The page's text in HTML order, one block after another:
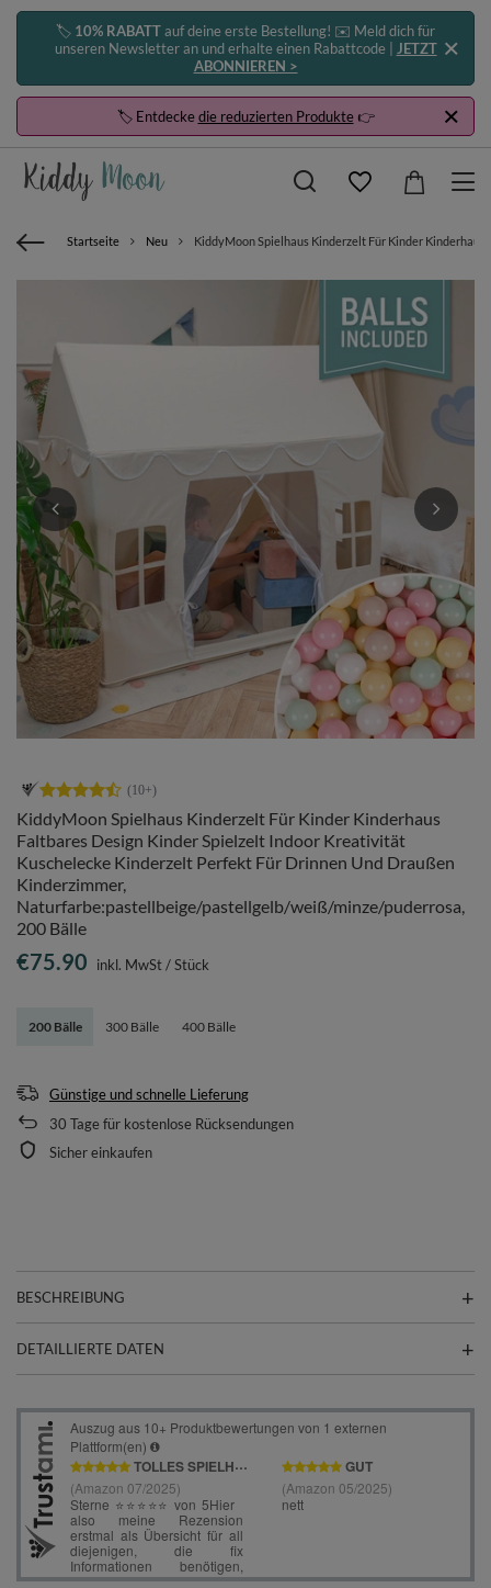
🏷️ 10% RABATTauf deine erste Bestellung! ✉️ Meld dich für
unseren Newsletter an und erhalte einen Rabattcode | JETZT
ABONNIEREN >
🏷️ Entdeckedie reduzierten Produkte👉
Startseite Neu KiddyMoon Spielhaus Kinderzelt Für Kinder
KiddyMoon Spielhaus Kinderzelt Für Kinder Kinderhaus
Faltbares Design Kinder Spielzelt Indoor Kreativität
Kuschelecke Kinderzelt Perfekt Für Drinnen Und Draußen
Kinderzimmer,
Naturfarbe:pastellbeige/pastellgelb/weiß/minze/puderrosa,
200 Bälle
200 Bälle 300 Bälle 400 Bälle
€75.90 inkl. MwSt/Stück
Günstige und schnelle Lieferung
30 Tage für kostenlose Rücksendungen
Sicher einkaufen
BESCHREIBUNG
DETAILLIERTE DATEN